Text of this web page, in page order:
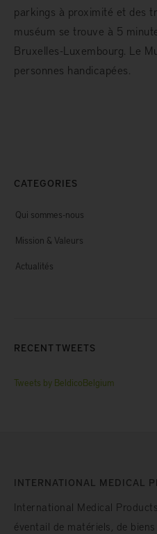
parkings à proximité et des
muséum se trouve à 5
Bruxelles-Luxembourg. Le
personnes handicapées.
CATEGORIES
Qui sommes-nous
Mission & Valeurs
Actualités
RECENT TWEETS
Tweets by BeldicoBelgium
INTERNATIONAL MEDICAL
International Medical
éventail de matériels, de